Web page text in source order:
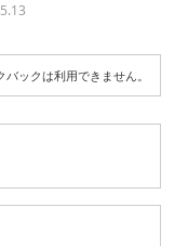
バックは利用できません。